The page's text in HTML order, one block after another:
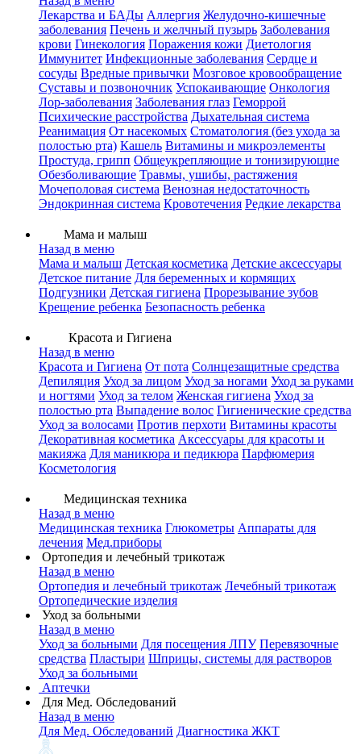
Лекарства и БАДы Аллергия Желудочно-кишечные
заболевания Печень и желчный пузырь Заболевания
крови Гинекология Поражения кожи Диетология
Иммунитет Инфекционные заболевания Сердце и
сосуды Вредные привычки Мозговое кровообращение
Суставы и позвоночник Успокаивающие Онкология
Лор-заболевания Заболевания глаз Геморрой
Психические расстройства Дыхательная система
Реанимация От насекомых Стоматология (без ухода за
полостью рта) Кашель Витамины и микроэлементы
Простуда, грипп Общеукрепляющие и тонизирующие
Обезболивающие Травмы, ушибы, растяжения
Мочеполовая система Венозная недостаточность
Эндокринная система Кровотечения Редкие лекарства
Мама и малыш
Назад в меню
Мама и малыш Детская косметика Детские аксессуары
Детское питание Для беременных и кормящих
Подгузники Детская гигиена Прорезывание зубов
Крещение ребенка Безопасность ребенка
Красота и Гигиена
Назад в меню
Красота и Гигиена От пота Солнцезащитные средства
Депиляция Уход за лицом Уход за ногами Уход за руками
и ногтями Уход за телом Женская гигиена Уход за
полостью рта Выпадение волос Гигиенические средства
Уход за волосами Против перхоти Витамины красоты
Декоративная косметика Аксессуары для красоты и
макияжа Для маникюра и педикюра Парфюмерия
Косметология
Медицинская техника
Назад в меню
Медицинская техника Глюкометры Аппараты для
лечения Мед.приборы
Ортопедия и лечебный трикотаж
Назад в меню
Ортопедия и лечебный трикотаж Лечебный трикотаж
Ортопедические изделия
Уход за больными
Назад в меню
Уход за больными Для посещения ЛПУ Перевязочные
средства Пластыри Шприцы, системы для растворов
Уход за больными
Аптечки
Для Мед. Обследований
Назад в меню
Для Мед. Обследований Диагностика ЖКТ